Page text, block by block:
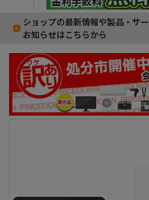
ショップの最新情報や製品・サ
お知らせはこちらから